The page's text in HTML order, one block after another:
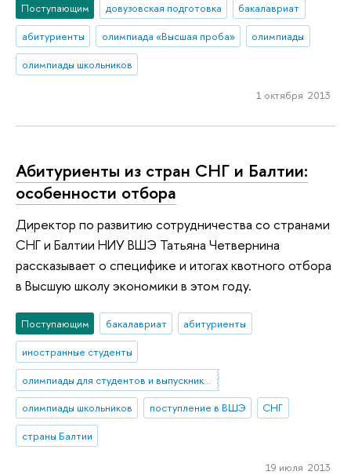
Поступающим довузовская подготовка
бакалавриат
абитуриенты
олимпиада «Высшая проба»
олимпиады
олимпиады школьников
1 октября 2013
Абитуриенты из стран СНГ и Балтии:
особенности отбора
Директор по развитию сотрудничества со странами
СНГ и Балтии НИУ ВШЭ Татьяна Четвернина
рассказывает о специфике и итогах квотного отбора
в Высшую школу экономики в этом году.
Поступающим бакалавриат
абитуриенты
иностранные студенты
олимпиады для студентов и выпускников вузов
олимпиады школьников
поступление в ВШЭ
СНГ
страны Балтии
19 июля 2013